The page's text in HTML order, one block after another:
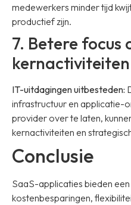
medewerkers minder tijd
productief zijn.
7. Betere focus
kernactiviteiten
IT-uitdagingen uitbesteden:
infrastructuur en applicatie-
provider over te laten,
kernactiviteiten en
Conclusie
SaaS-applicaties bieden
kostenbesparingen,